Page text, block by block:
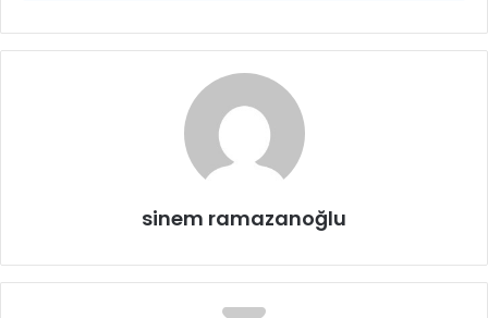
cildinizi temizler ve aydınlatır.
1 yumurta beyazı
Yarım limonun suyu
Yumurta beyazını bir kasede köpürene kadar çırpın.
sinem ramazanoğlu